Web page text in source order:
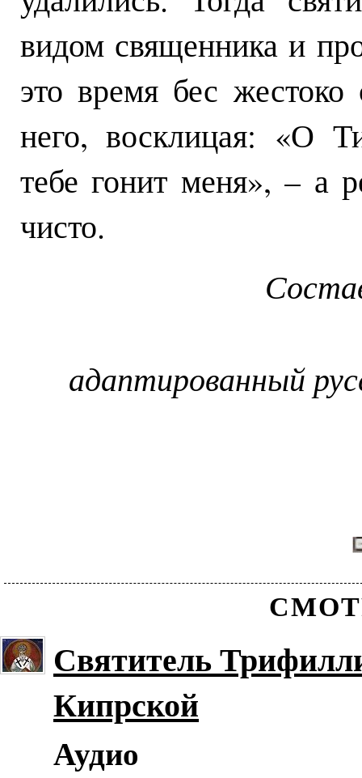
видом священника и
это время бес
него, восклицая: «О
тебе гонит меня», – а
чисто.
адаптированный
Святитель
Кипрской
Аудио